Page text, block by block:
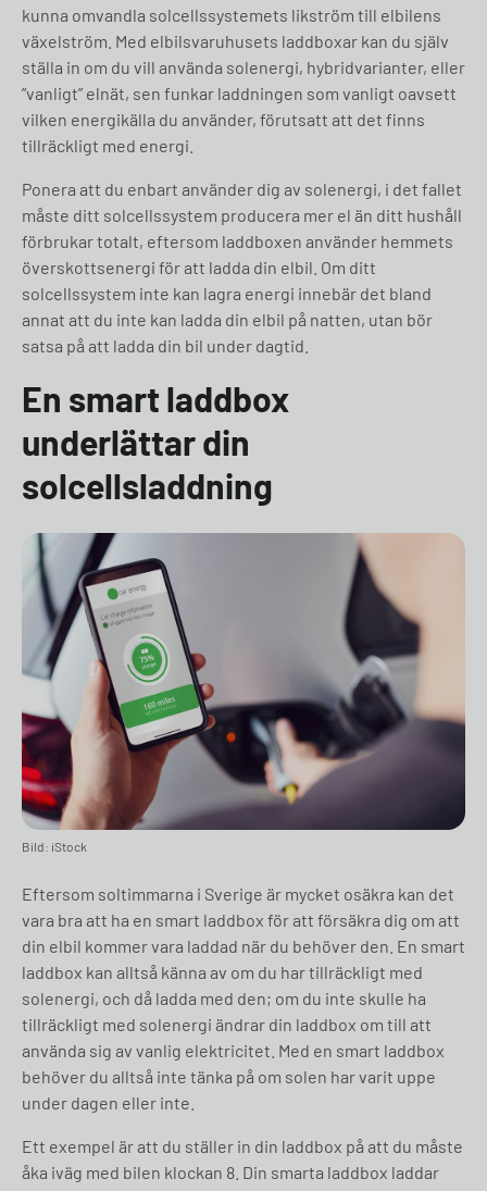
kunna omvandla solcellssystemets likström till elbilens
växelström. Med elbilsvaruhusets laddboxar kan du själv
ställa in om du vill använda solenergi, hybridvarianter, eller
”vanligt” elnät, sen funkar laddningen som vanligt oavsett
vilken energikälla du använder, förutsatt att det finns
tillräckligt med energi.
Ponera att du enbart använder dig av solenergi, i det fallet
måste ditt solcellssystem producera mer el än ditt hushåll
förbrukar totalt, eftersom laddboxen använder hemmets
överskottsenergi för att ladda din elbil. Om ditt
solcellssystem inte kan lagra energi innebär det bland
annat att du inte kan ladda din elbil på natten, utan bör
satsa på att ladda din bil under dagtid.
En smart laddbox
underlättar din
solcellsladdning
Bild: iStock
Eftersom soltimmarna i Sverige är mycket osäkra kan det
vara bra att ha en smart laddbox för att försäkra dig om att
din elbil kommer vara laddad när du behöver den. En smart
laddbox kan alltså känna av om du har tillräckligt med
solenergi, och då ladda med den; om du inte skulle ha
tillräckligt med solenergi ändrar din laddbox om till att
använda sig av vanlig elektricitet. Med en smart laddbox
behöver du alltså inte tänka på om solen har varit uppe
under dagen eller inte.
Ett exempel är att du ställer in din laddbox på att du måste
åka iväg med bilen klockan 8. Din smarta laddbox laddar